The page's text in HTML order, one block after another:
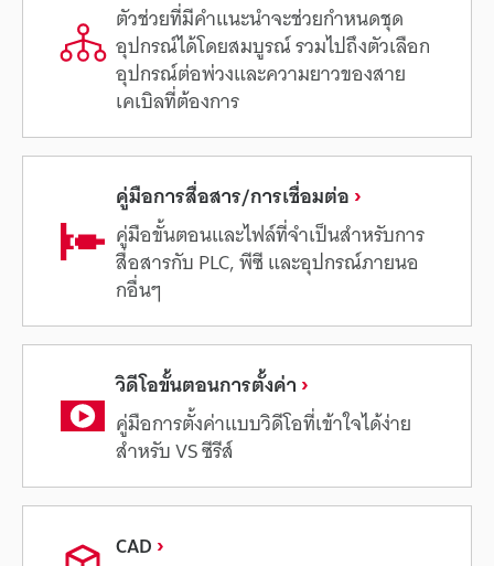
ตัวช่วยที่มีคำแนะนำจะช่วยกำหนดชุด
อุปกรณ์ได้โดยสมบูรณ์ รวมไปถึงตัวเลือก
อุปกรณ์ต่อพ่วงและความยาวของสาย
เคเบิลที่ต้องการ
คู่มือการสื่อสาร/การเชื่อมต่อ
คู่มือขั้นตอนและไฟล์ที่จำเป็นสำหรับการ
สื่อสารกับ PLC, พีซี และอุปกรณ์ภายนอ
กอื่นๆ
วิดีโอขั้นตอนการตั้งค่า
คู่มือการตั้งค่าแบบวิดีโอที่เข้าใจได้ง่าย
สำหรับ VS ซีรีส์
CAD